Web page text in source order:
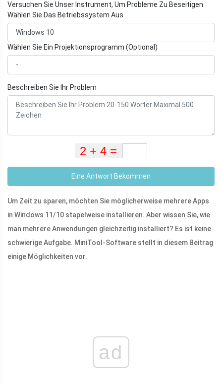
Versuchen Sie Unser Instrument, Um Probleme Zu Beseitigen
Wählen Sie Das Betriebssystem Aus
Wählen Sie Ein Projektionsprogramm (Optional)
Beschreiben Sie Ihr Problem
Eine Antwort Bekommen
Um Zeit zu sparen, möchten Sie möglicherweise mehrere Apps
in Windows 11/10 stapelweise installieren. Aber wissen Sie, wie
man mehrere Anwendungen gleichzeitig installiert? Es ist keine
schwierige Aufgabe. MiniTool-Software stellt in diesem Beitrag
einige Möglichkeiten vor.
ad